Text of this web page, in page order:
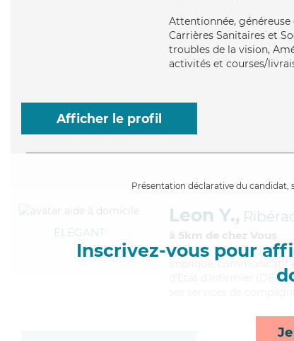
Attentionnée,
Carrières Sanitaires et
troubles de la vision,
activités et courses/
Afficher le profil
Présentation déclarative du candidat,
Inscrivez-vous pour
ÉLÉGANT
Leon Y.,
à 5km de chez Vous
, communicatif
d'Etat d'infirmier (DEI).